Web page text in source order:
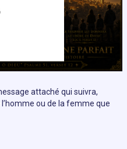
attaché qui suivra,
ou de la femme que